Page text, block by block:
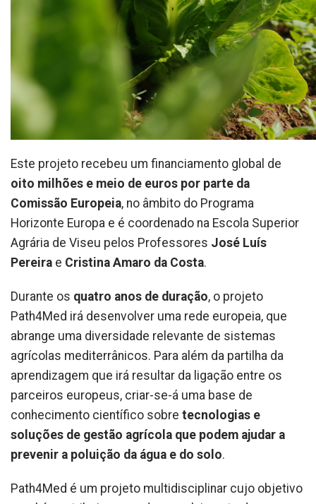
Este projeto recebeu um financiamento global de
oito milhões e meio de euros por parte da
Comissão Europeia, no âmbito do Programa
Horizonte Europa e é coordenado na Escola Superior
Agrária de Viseu pelos Professores José Luís
Pereira e Cristina Amaro da Costa.
Durante os quatro anos de duração, o projeto
Path4Med irá desenvolver uma rede europeia, que
abrange uma diversidade relevante de sistemas
agrícolas mediterrânicos. Para além da partilha da
aprendizagem que irá resultar da ligação entre os
parceiros europeus, criar-se-á uma base de
conhecimento científico sobre tecnologias e
soluções de gestão agrícola que podem ajudar a
prevenir a poluição da água e do solo.
Path4Med é um projeto multidisciplinar cujo objetivo